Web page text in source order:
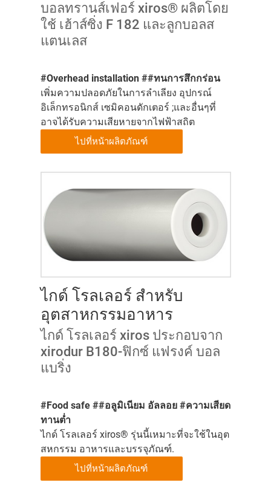
บอลทรานส์เฟอร์ xiros® ผลิตโดย
ใช้ เฮ้าส์ซิ่ง F 182 และลูกบอลส
แตนเลส
#Overhead installation ##ทนการสึกกร่อน
เพิ่มความปลอดภัยในการลำเลียง อุปกรณ์
อิเล็กทรอนิกส์ เซมิคอนดักเตอร์ ;และอื่นๆที่
อาจได้รับความเสียหายจากไฟฟ้าสถิต
ไปที่หน้าผลิตภัณฑ์
ไกด์ โรลเลอร์ สำหรับ
อุตสาหกรรมอาหาร
ไกด์ โรลเลอร์ xiros ประกอบจาก
xirodur B180-ฟิกซ์ แฟรงค์ บอล
แบริ่ง
#Food safe ##อลูมิเนียม อัลลอย #ความเสียด
ทานต่ำ
ไกด์ โรลเลอร์ xiros® รุ่นนี้เหมาะที่จะใช้ในอุต
สหกรรม อาหารและบรรจุภัณฑ์.
ไปที่หน้าผลิตภัณฑ์